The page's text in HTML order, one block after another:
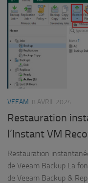
VEEAM 8 AVRIL 2024
Restauration
l’Instant VM
Restauration
de Veeam Backup La
de Veeam Backup &